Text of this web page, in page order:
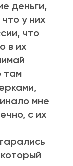
деньги,
у них
что
в их
там
мне
с их